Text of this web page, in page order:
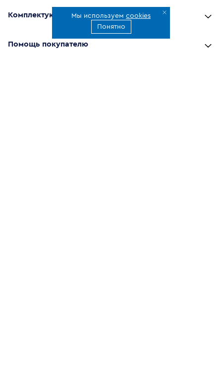
Мы используем cookies
Понятно
Комплектующие
Помощь покупателю